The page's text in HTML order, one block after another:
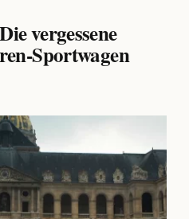
vergessene
Sportwagen